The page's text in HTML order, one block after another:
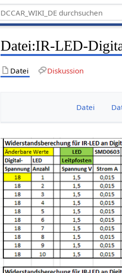
Datei:IR-LED-
Datei Diskussion
Datei